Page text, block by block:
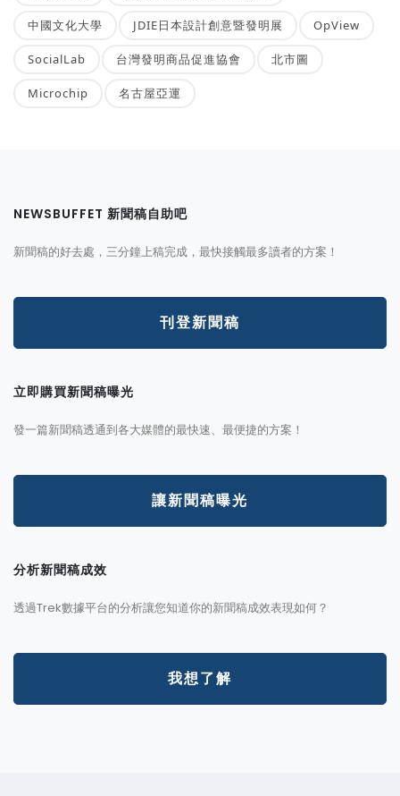
中國文化大學 JDIE日本設計創意暨發明展 OpView
SocialLab 台灣發明商品促進協會 北市圖
Microchip 名古屋亞運
NEWSBUFFET 新聞稿自助吧
新聞稿的好去處，三分鐘上稿完成，最快接觸最多讀者的方案！
刊登新聞稿
立即購買新聞稿曝光
發一篇新聞稿透通到各大媒體的最快速、最便捷的方案！
讓新聞稿曝光
分析新聞稿成效
透過Trek數據平台的分析讓您知道你的新聞稿成效表現如何？
我想了解